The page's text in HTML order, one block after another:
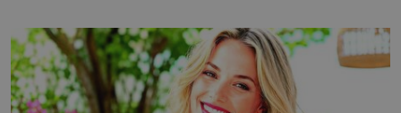
později hrobku